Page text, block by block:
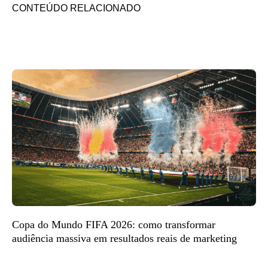
CONTEÚDO RELACIONADO
Copa do Mundo FIFA 2026: como transformar
audiência massiva em resultados reais de marketing